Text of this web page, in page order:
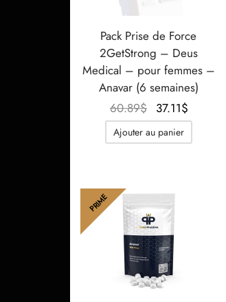
Pack Prise de Force
2GetStrong – Deus
Medical – pour femmes –
Anavar (6 semaines)
60.89$ Le prix
initial
était :
37.11$
Ajouter au panier
PRIME